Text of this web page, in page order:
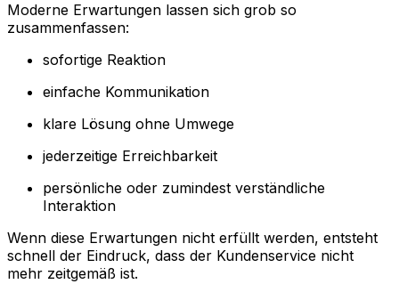
Moderne Erwartungen lassen sich grob so
zusammenfassen:
sofortige Reaktion
einfache Kommunikation
klare Lösung ohne Umwege
jederzeitige Erreichbarkeit
persönliche oder zumindest verständliche
Interaktion
Wenn diese Erwartungen nicht erfüllt werden, entsteht
schnell der Eindruck, dass der Kundenservice nicht
mehr zeitgemäß ist.